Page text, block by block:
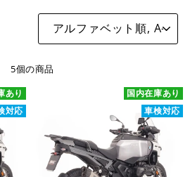
並
替
5個の商品
あり
対応
国内在庫あり
車検対応